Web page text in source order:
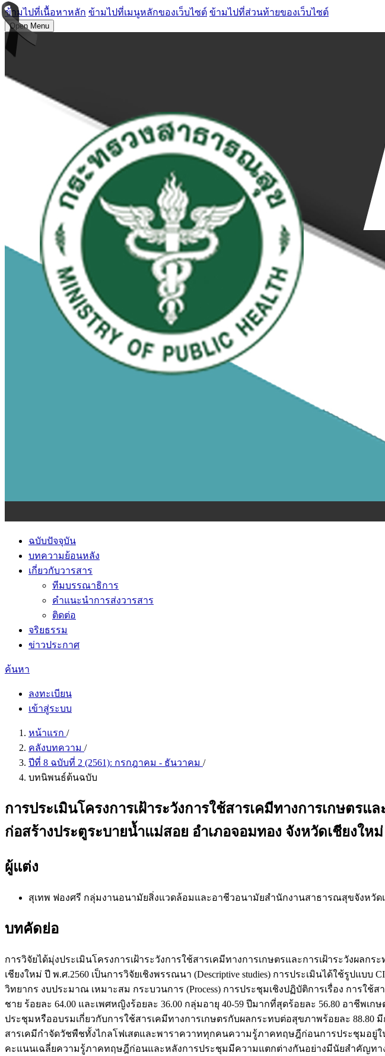
ข้ามไปที่เนื้อหาหลัก ข้ามไปที่เมนูหลักของเว็บไซต์ ข้ามไปที่ส่วนท้ายของเว็บไซต์
Open Menu
ฉบับปัจจุบัน
บทความย้อนหลัง
เกี่ยวกับวารสาร
ทีมบรรณาธิการ
คำแนะนำการส่งวารสาร
ติดต่อ
จริยธรรม
ข่าวประกาศ
ค้นหา
ลงทะเบียน
เข้าสู่ระบบ
หน้าแรก /
คลังบทความ /
ปีที่ 8 ฉบับที่ 2 (2561): กรกฎาคม - ธันวาคม /
บทนิพนธ์ต้นฉบับ
การประเมินโครงการเฝ้าระวังการใช้สารเคมีทางการเกษตร
ก่อสร้างประตูระบายน้ำแม่สอย อำเภอจอมทอง จังหวัดเชียงใหม่
ผู้แต่ง
สุเทพ ฟองศรี กลุ่มงานอนามัยสิ่งแวดล้อมและอาชีวอนามัยสำนักงานสาธารณสุขจังหวัด
บทคัดย่อ
การวิจัยได้มุ่งประเมินโครงการเฝ้าระวังการใช้สารเคมีทางการเกษตรและการเฝ้าระวังผ
เชียงใหม่ ปี พ.ศ.2560 เป็นการวิจัยเชิงพรรณนา (Descriptive studies) การประเมินได้ใช้รูปแบ
วิทยากร งบประมาณ เหมาะสม กระบวนการ (Process) การประชุมเชิงปฏิบัติการเรื่อง การใ
ชาย ร้อยละ 64.00 และเพศหญิงร้อยละ 36.00 กลุ่มอายุ 40-59 ปีมากที่สุดร้อยละ 56.80 อาชีพ
ประชุมหรืออบรมเกี่ยวกับการใช้สารเคมีทางการเกษตรกับผลกระทบต่อสุขภาพร้อยละ
สารเคมีกำจัดวัชพืชทั้งไกลโฟเสตและพาราควาททุกคนความรู้ภาคทฤษฎีก่อนการประชุมอยู่
คะแนนเฉลี่ยความรู้ภาคทฤษฎีก่อนและหลังการประชุมมีความแตกต่างกันอย่างมีนัยสำคัญทา